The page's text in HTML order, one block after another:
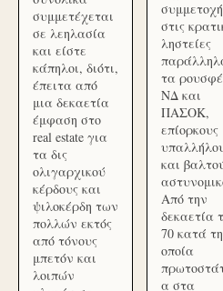
συμμετέχεται
σε λεηλασία
και είστε
κάπηλοι, διότι,
έπειτα από
μια δεκαετία
έμφαση στο
real estate για
τα δις
ολιγαρχικού
κέρδους και
ψιλοκέρδη των
πολλών εκτός
από τόνους
μπετόν και
λοιπών
συμμετοχή
στις
ληστείες
τα
ΝΔ και
ΠΑΣΟΚ,
επίορκους
και
Από την
δεκαετία
70 κατά
οποία
α στα